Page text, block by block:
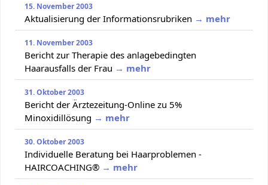
15. November 2003
Aktualisierung der Informationsrubriken → mehr
11. November 2003
Bericht zur Therapie des anlagebedingten
Haarausfalls der Frau → mehr
31. Oktober 2003
Bericht der Ärztezeitung-Online zu 5%
Minoxidillösung → mehr
30. Oktober 2003
Individuelle Beratung bei Haarproblemen -
HAIRCOACHING® → mehr